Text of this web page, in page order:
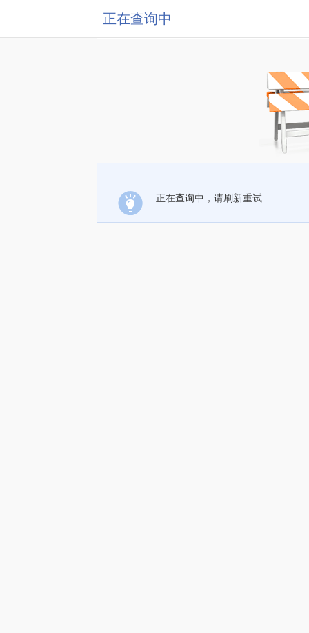
正在查询中
正在查询中，请刷新重试